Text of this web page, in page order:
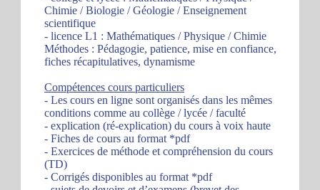
Chimie / Biologie / Géologie / Enseignement
scientifique
- licence L1 : Mathématiques / Physique / Chimie
Méthodes : Pédagogie, patience, mise en confiance,
fiches récapitulatives, dynamisme
Compétences cours particuliers
- Les cours en ligne sont organisés dans les mêmes
conditions comme au collège / lycée / faculté
- explication (ré-explication) du cours à voix haute
- Fiches de cours au format *pdf
- Exercices de méthode et compréhension du cours
(TD)
- Corrigés disponibles au format *pdf